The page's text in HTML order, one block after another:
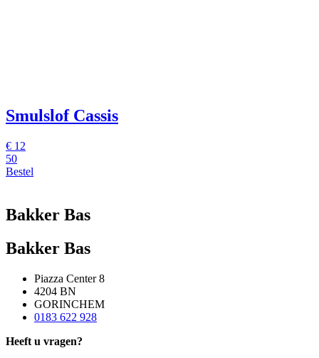
Smulslof Cassis
€ 12
50
Bestel
Bakker Bas
Bakker Bas
Piazza Center 8
4204 BN
GORINCHEM
0183 622 928
Heeft u vragen?